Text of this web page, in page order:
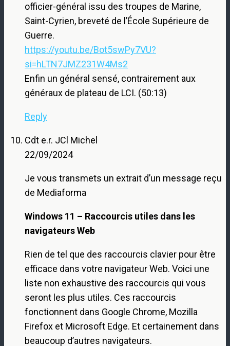
officier-général issu des troupes de Marine,
Saint-Cyrien, breveté de l’École Supérieure de
Guerre.
https://youtu.be/Bot5swPy7VU?
si=hLTN7JMZ231W4Ms2
Enfin un général sensé, contrairement aux
généraux de plateau de LCI. (50:13)
Reply
Cdt e.r. JCl Michel
22/09/2024
Je vous transmets un extrait d’un message reçu
de Mediaforma
Windows 11 – Raccourcis utiles dans les
navigateurs Web
Rien de tel que des raccourcis clavier pour être
efficace dans votre navigateur Web. Voici une
liste non exhaustive des raccourcis qui vous
seront les plus utiles. Ces raccourcis
fonctionnent dans Google Chrome, Mozilla
Firefox et Microsoft Edge. Et certainement dans
beaucoup d’autres navigateurs.